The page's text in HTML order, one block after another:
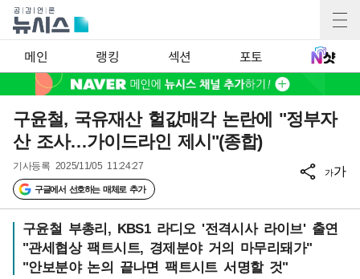
메인 랭킹 섹션 포토
구윤철, 국유재산 헐값매각 논란에 "정부자
산 조사…가이드라인 제시"(종합)
기사등록 2025/11/05 11:24:27
구글에서 선호하는 매체로 추가
가가
구윤철 부총리, KBS1 라디오 '전격시사 라이브' 출연
"관세협상 팩트시트, 경제분야 거의 마무리돼가"
"안보분야 논의 끝나면 팩트시트 서명할 것"